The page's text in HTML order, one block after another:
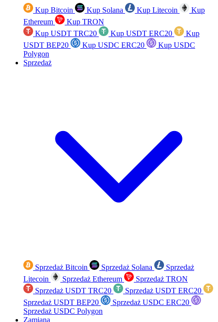
Kup Bitcoin Kup Solana Kup Litecoin
Kup
Ethereum
Kup TRON
Kup USDT TRC20
Kup USDT ERC20
Kup
USDT BEP20
Kup USDC ERC20
Kup USDC
Polygon
Sprzedaż
Sprzedaż Bitcoin Sprzedaż Solana
Sprzedaż
Litecoin
Sprzedaż Ethereum
Sprzedaż TRON
Sprzedaż USDT TRC20
Sprzedaż USDT ERC20
Sprzedaż USDT BEP20
Sprzedaż USDC ERC20
Sprzedaż USDC Polygon
Zamiana